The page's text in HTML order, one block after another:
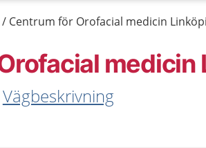
Centrum för Orofacial medicin
Vägbeskrivning